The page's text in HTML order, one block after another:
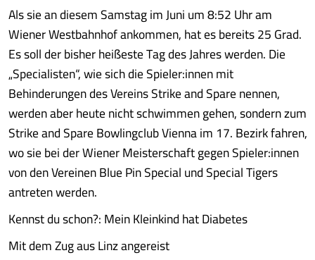
Als sie an diesem Samstag im Juni um 8:52 Uhr am
Wiener Westbahnhof ankommen, hat es bereits 25 Grad.
Es soll der bisher heißeste Tag des Jahres werden. Die
„Specialisten“, wie sich die Spieler:innen mit
Behinderungen des Vereins Strike and Spare nennen,
werden aber heute nicht schwimmen gehen, sondern zum
Strike and Spare Bowlingclub Vienna im 17. Bezirk fahren,
wo sie bei der Wiener Meisterschaft gegen Spieler:innen
von den Vereinen Blue Pin Special und Special Tigers
antreten werden.
Kennst du schon?: Mein Kleinkind hat Diabetes
Mit dem Zug aus Linz angereist